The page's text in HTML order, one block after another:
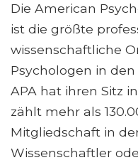
Die American
ist die größte
wissenschaftliche
Psychologen in
APA hat ihren Sitz
zählt mehr als
Mitgliedschaft in
Wissenschaftler